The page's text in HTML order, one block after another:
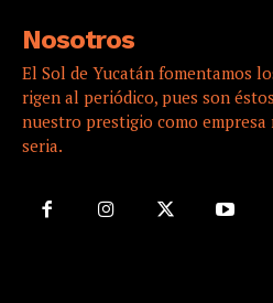
Nosotros
El Sol de Yucatán fomentamos
rigen al periódico, pues son
nuestro prestigio como empresa
seria.